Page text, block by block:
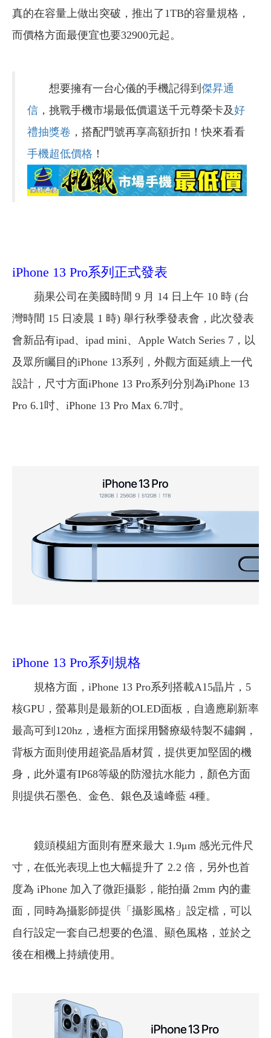
真的在容量上做出突破，推出了1TB的容量規格，
而價格方面最便宜也要32900元起。
想要擁有一台心儀的手機記得到 傑昇通
信 ，挑戰手機市場最低價還送千元尊榮卡及好
禮抽獎卷 ，搭配門號再享高額折扣！快來看看
手機超低價格 ！
iPhone 13 Pro系列正式發表
蘋果公司在美國時間 9 月 14 日上午 10 時 (台
灣時間 15 日凌晨 1 時) 舉行秋季發表會，此次發表
會新品有ipad、ipad mini、Apple Watch Series 7，以
及眾所矚目的iPhone 13系列，外觀方面延續上一代
設計，尺寸方面iPhone 13 Pro系列分別為iPhone 13
Pro 6.1吋、iPhone 13 Pro Max 6.7吋。
iPhone 13 Pro系列規格
規格方面，iPhone 13 Pro系列搭載A15晶片，5
核GPU，螢幕則是最新的OLED面板，自適應刷新率
最高可到120hz，邊框方面採用醫療級特製不鏽鋼，
背板方面則使用超瓷晶盾材質，提供更加堅固的機
身，此外還有IP68等級的防潑抗水能力，顏色方面
則提供石墨色、金色、銀色及遠峰藍 4種。
鏡頭模組方面則有歷來最大 1.9μm 感光元件尺
寸，在低光表現上也大幅提升了 2.2 倍，另外也首
度為 iPhone 加入了微距攝影，能拍攝 2mm 內的畫
面，同時為攝影師提供「攝影風格」設定檔，可以
自行設定一套自己想要的色溫、顯色風格，並於之
後在相機上持續使用。